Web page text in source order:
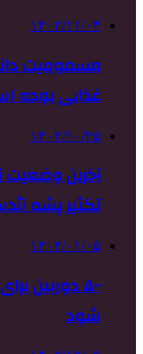
۱۴۰۲/۱۱/۰۴
مسمومیت
غذایی بوده
۱۴۰۲/۱۰/۲۵
آخرین
تکثیر پشه
۱۴۰۴/۰۱/۰۵
۵۰۰ دوربین
شود